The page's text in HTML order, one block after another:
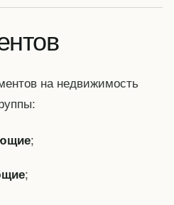
на недвижимость
;
;